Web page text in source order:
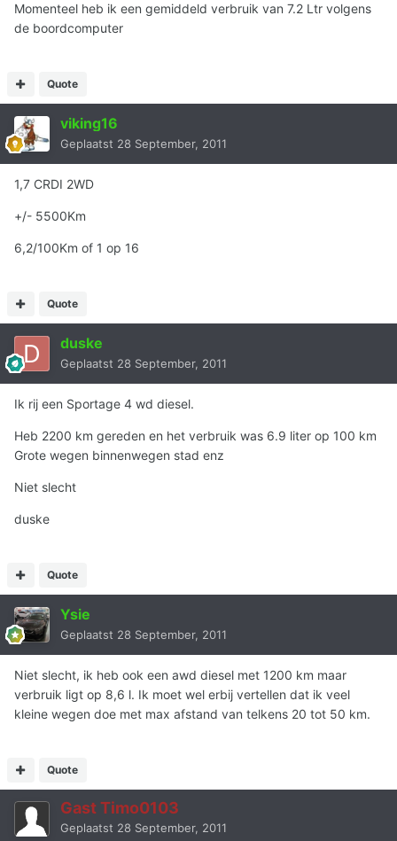
Momenteel heb ik een gemiddeld verbruik van 7.2 Ltr volgens
de boordcomputer
Quote
viking16
Geplaatst 28 September, 2011
1,7 CRDI 2WD
+/- 5500Km
6,2/100Km of 1 op 16
Quote
duske
Geplaatst 28 September, 2011
Ik rij een Sportage 4 wd diesel.
Heb 2200 km gereden en het verbruik was 6.9 liter op 100 km
Grote wegen binnenwegen stad enz
Niet slecht
duske
Quote
Ysie
Geplaatst 28 September, 2011
Niet slecht, ik heb ook een awd diesel met 1200 km maar
verbruik ligt op 8,6 l. Ik moet wel erbij vertellen dat ik veel
kleine wegen doe met max afstand van telkens 20 tot 50 km.
Quote
Gast Timo0103
Geplaatst 28 September, 2011